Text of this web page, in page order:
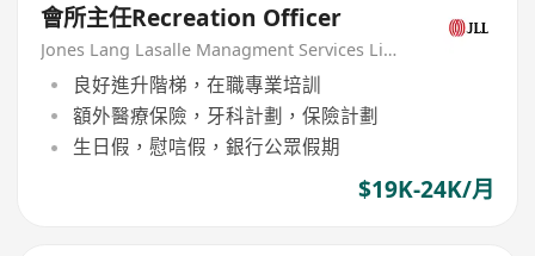
會所主任Recreation Officer
Jones Lang Lasalle Managment Services Limited
良好進升階梯，在職專業培訓
額外醫療保險，牙科計劃，保險計劃
生日假，慰唁假，銀行公眾假期
$19K-24K/月